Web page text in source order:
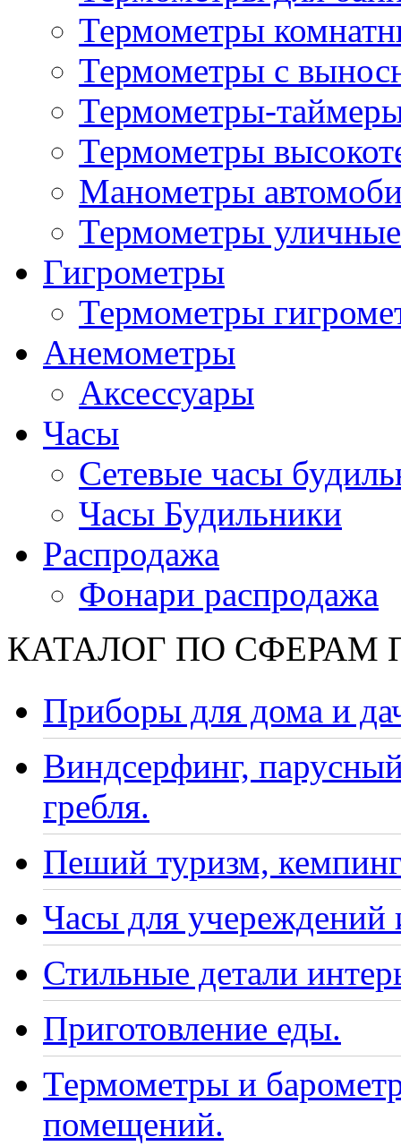
Термометры
Термометры с
Термометры-
Термометры
Манометры
Термометры уличные
Гигрометры
Термометры
Анемометры
Аксессуары
Часы
Сетевые часы
Часы Будильники
Распродажа
Фонари распродажа
КАТАЛОГ ПО СФЕРАМ
Приборы для дома и
Виндсерфинг,
гребля.
Пеший туризм,
Часы для учереждений
Стильные детали
Приготовление еды.
Термометры и
помещений.